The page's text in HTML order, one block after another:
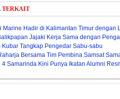
TERKAIT
Marine Hadir di Kalimantan Timur dengan
Jajaki Kerja Sama dengan
Kubar Tangkap Pengedar Sabu-sabu
Bersama Tim Pembina Samsat
4 Samarinda Kini Punya Ikatan Alumni